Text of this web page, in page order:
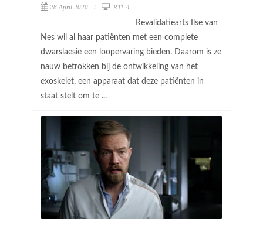
28 April 2020 RTL 4
Revalidatiearts Ilse van
Nes wil al haar patiënten met een complete
dwarslaesie een loopervaring bieden. Daarom is ze
nauw betrokken bij de ontwikkeling van het
exoskelet, een apparaat dat deze patiënten in
staat stelt om te ...